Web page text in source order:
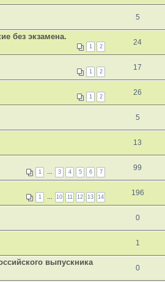
5
без экзамена.
1 2 24
1 2 17
1 2 26
5
13
1 … 3 4 5 6 7 99
1 … 10 11 12 13 14 196
0
1
выпускника
0